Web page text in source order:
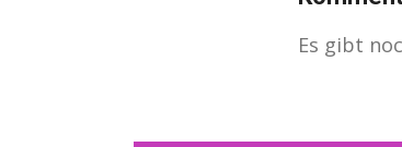
Es gibt